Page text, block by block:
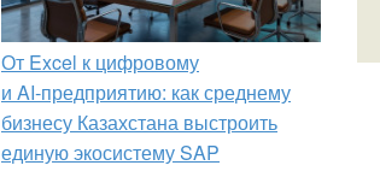
От Excel к цифровому
и AI‑предприятию: как среднему
бизнесу Казахстана выстроить
единую экосистему SAP